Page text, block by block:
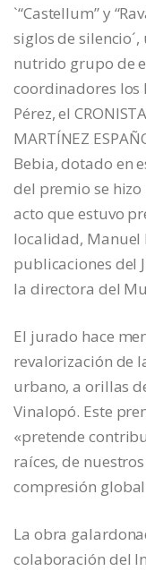
`“Castellum” y
siglos de
nutrido grupo de
coordinadores los
Pérez, el
MARTÍNEZ
Bebia, dotado en
del premio se
acto que estuvo
localidad, Manuel
publicaciones del
la directora del
El jurado hace
revalorización de
urbano, a orillas
Vinalopó. Este
«pretende
raíces, de
compresión
La obra
colaboración del